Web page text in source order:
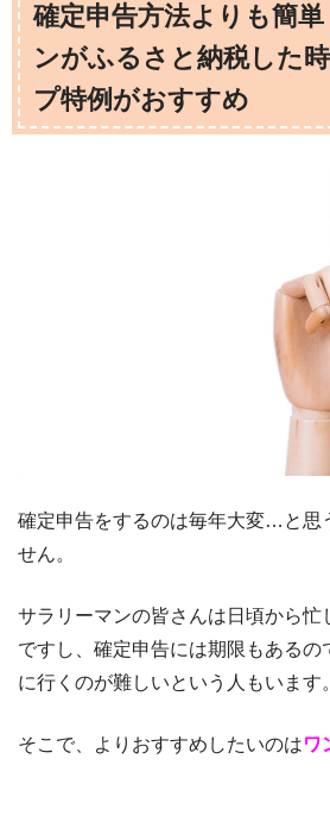
確定申告方法よりも簡
ンがふるさと納税した
プ特例がおすすめ
確定申告をするのは毎年大変…と思
せん。
サラリーマンの皆さんは日頃から忙
ですし、確定申告には期限もあるの
に行くのが難しいという人もいます。
そこで、よりおすすめしたいのはワ